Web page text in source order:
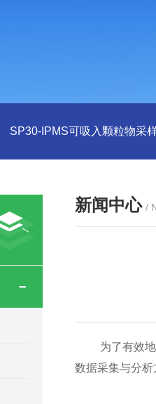
SP30-IPMS可吸入颗粒物采
新闻中心 /
为了有效地监
数据采集与分